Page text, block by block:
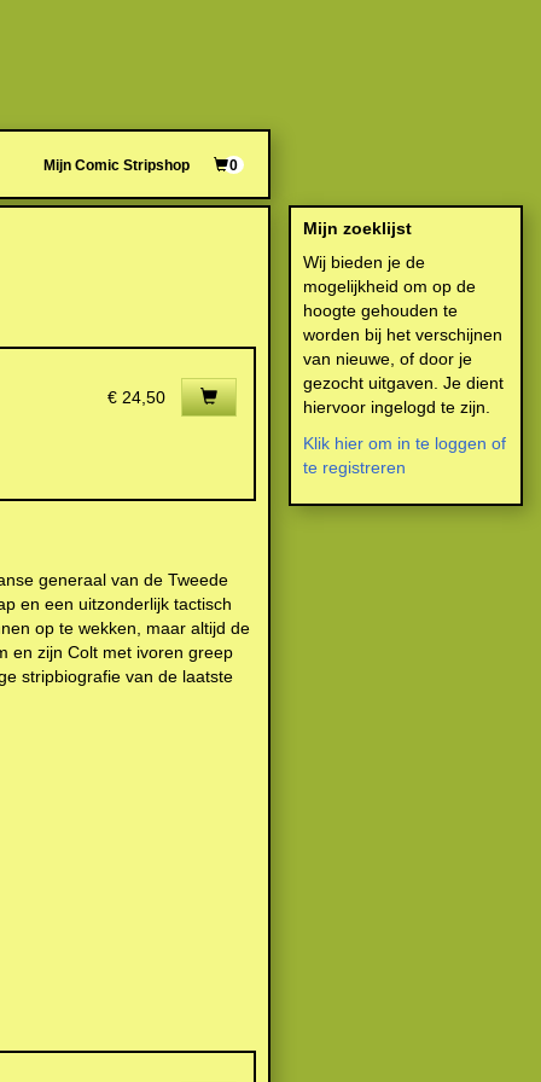
Mijn Comic Stripshop 0
€ 24,50
generaal van de Tweede
en een uitzonderlijk tactisch
op te wekken, maar altijd de
en zijn Colt met ivoren greep
stripbiografie van de laatste
Mijn zoeklijst
Wij bieden je de
mogelijkheid om op de
hoogte gehouden te
worden bij het verschijnen
van nieuwe, of door je
gezocht uitgaven. Je dient
hiervoor ingelogd te zijn.
Klik hier om in te loggen of
te registreren